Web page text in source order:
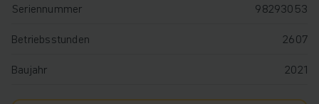
Seriennummer
98293053
Betriebsstunden
2607
Baujahr
2021